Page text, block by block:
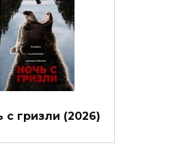
с гризли (2026)